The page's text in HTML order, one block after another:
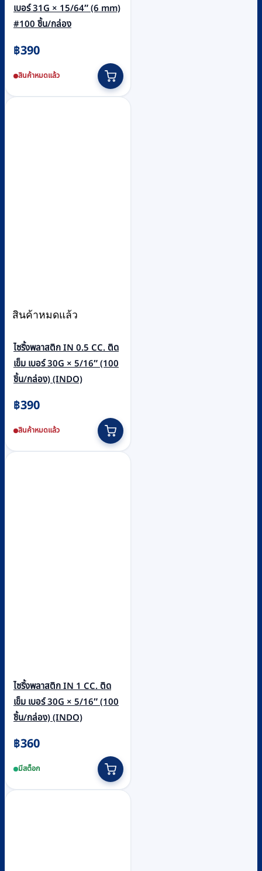
เบอร์ 31G × 15/64″ (6 mm)
#100 ชิ้น/กล่อง
฿390
สินค้าหมดแล้ว
สินค้าหมดแล้ว
ไซริ้งพลาสติก IN 0.5 CC. ติด
เข็ม เบอร์ 30G × 5/16″ (100
ชิ้น/กล่อง) (INDO)
฿390
สินค้าหมดแล้ว
ไซริ้งพลาสติก IN 1 CC. ติด
เข็ม เบอร์ 30G × 5/16″ (100
ชิ้น/กล่อง) (INDO)
฿360
มีสต็อก